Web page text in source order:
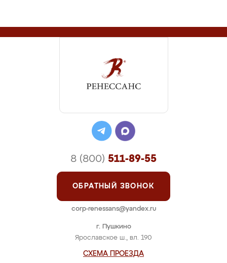
г. Пушкино
Ярославское ш., вл. 190
СХЕМА ПРОЕЗДА
8 (800) 511-89-55
ОБРАТНЫЙ ЗВОНОК
corp-renessans@yandex.ru